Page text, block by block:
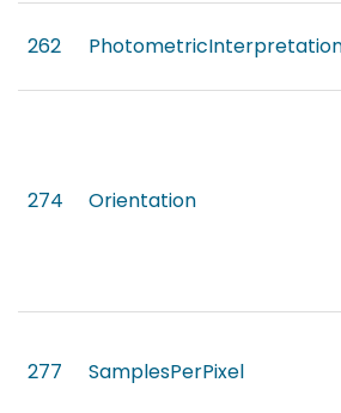
262
274 Orientation
277 SamplesPerPixel